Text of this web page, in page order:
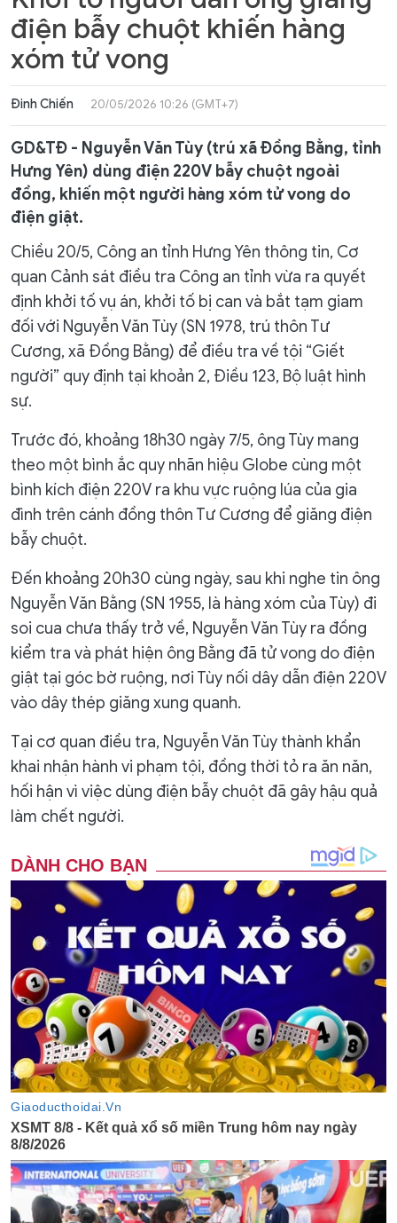
điện bẫy chuột khiến hàng
xóm tử vong
Đinh Chiến 20/05/2026 10:26 (GMT+7)
GD&TĐ - Nguyễn Văn Tùy (trú xã Đồng Bằng, tỉnh
Hưng Yên) dùng điện 220V bẫy chuột ngoài
đồng, khiến một người hàng xóm tử vong do
điện giật.
Chiều 20/5, Công an tỉnh Hưng Yên thông tin, Cơ
quan Cảnh sát điều tra Công an tỉnh vừa ra quyết
định khởi tố vụ án, khởi tố bị can và bắt tạm giam
đối với Nguyễn Văn Tùy (SN 1978, trú thôn Tư
Cương, xã Đồng Bằng) để điều tra về tội “Giết
người” quy định tại khoản 2, Điều 123, Bộ luật hình
sự.
Trước đó, khoảng 18h30 ngày 7/5, ông Tùy mang
theo một bình ắc quy nhãn hiệu Globe cùng một
bình kích điện 220V ra khu vực ruộng lúa của gia
đình trên cánh đồng thôn Tư Cương để giăng điện
bẫy chuột.
Đến khoảng 20h30 cùng ngày, sau khi nghe tin ông
Nguyễn Văn Bằng (SN 1955, là hàng xóm của Tùy) đi
soi cua chưa thấy trở về, Nguyễn Văn Tùy ra đồng
kiểm tra và phát hiện ông Bằng đã tử vong do điện
giật tại góc bờ ruộng, nơi Tùy nối dây dẫn điện 220V
vào dây thép giăng xung quanh.
Tại cơ quan điều tra, Nguyễn Văn Tùy thành khẩn
khai nhận hành vi phạm tội, đồng thời tỏ ra ăn năn,
hối hận vì việc dùng điện bẫy chuột đã gây hậu quả
làm chết người.